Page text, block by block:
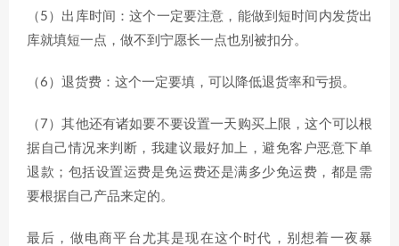
（5）出库时间：这个一定要注意，能做到短时间内发货出
库就填短一点，做不到宁愿长一点也别被扣分。
（6）退货费：这个一定要填，可以降低退货率和亏损。
（7）其他还有诸如要不要设置一天购买上限，这个可以根
据自己情况来判断，我建议最好加上，避免客户恶意下单
退款；包括设置运费是免运费还是满多少免运费，都是需
要根据自己产品来定的。
最后，做电商平台尤其是现在这个时代，别想着一夜暴